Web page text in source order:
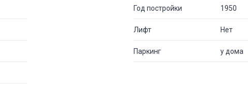
Год постройки 1950
Лифт Нет
Паркинг у дома